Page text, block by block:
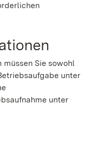
müssen Sie sowohl
unter
unter